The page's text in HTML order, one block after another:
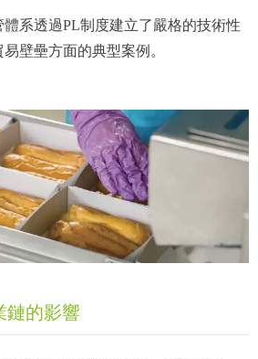
體系透過PL制度建立了嚴格的技術性
壁壘方面的典型案例。
鏈的影響